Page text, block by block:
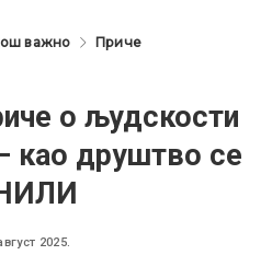
важно Приче
о људскости
као друштво се
2025.